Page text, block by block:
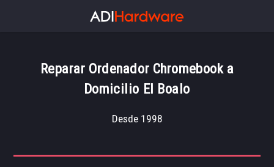
Reparar Ordenador Chromebook a
Domicilio El Boalo
Desde 1998